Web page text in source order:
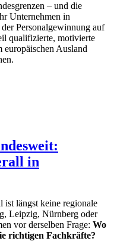
– und die
Unternehmen in
Personalgewinnung auf
qualifizierte, motivierte
europäischen Ausland
in
ist längst keine regionale
Leipzig, Nürnberg oder
vor derselben Frage: Wo
richtigen Fachkräfte?